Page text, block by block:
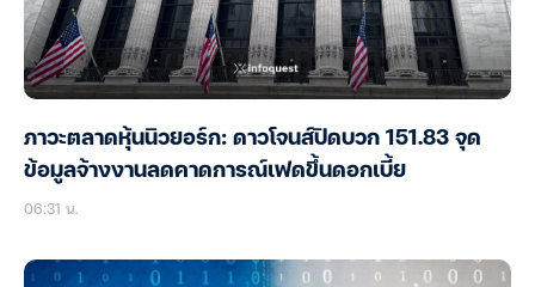
ภาวะตลาดหุ้นนิวยอร์ก: ดาวโจนส์ปิดบวก 151.83 จุด
ข้อมูลจ้างงานลดคาดการณ์เฟดขึ้นดอกเบี้ย
06:31 น.